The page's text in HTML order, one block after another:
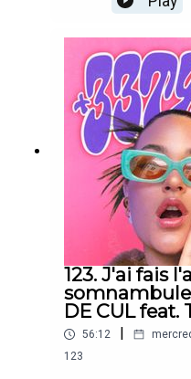
et celles dont vous riez
sur Instagram:
Instagram:
contacter/
123. J'ai fais
somnambule
DE CUL feat.
56:12
123